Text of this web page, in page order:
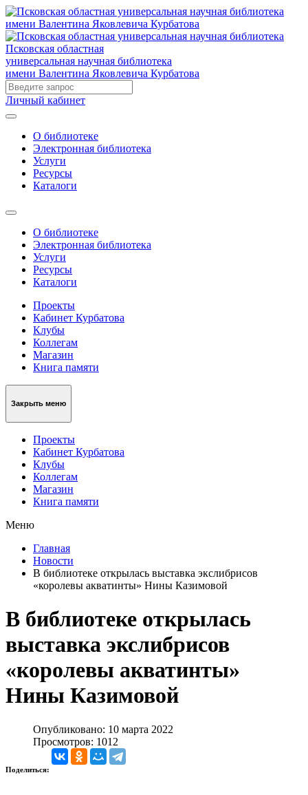
Псковская областная
универсальная научная библиотека
имени Валентина Яковлевича Курбатова
Личный кабинет
О библиотеке
Электронная библиотека
Услуги
Ресурсы
Каталоги
О библиотеке
Электронная библиотека
Услуги
Ресурсы
Каталоги
Проекты
Кабинет Курбатова
Клубы
Коллегам
Магазин
Книга памяти
Закрыть меню
Проекты
Кабинет Курбатова
Клубы
Коллегам
Магазин
Книга памяти
Меню
Главная
Новости
В библиотеке открылась выставка экслибрисов
«королевы акватинты» Нины Казимовой
В библиотеке открылась
выставка экслибрисов
«королевы акватинты»
Нины Казимовой
Опубликовано: 10 марта 2022
Просмотров: 1012
Поделиться: